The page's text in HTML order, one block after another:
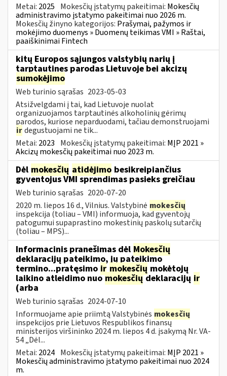
Metai: 2025 Mokesčių įstatymų pakeitimai: Mokesčių
administravimo įstatymo pakeitimai nuo 2026 m.
Mokesčių žinyno kategorijos: Prašymai, pažymos ir
mokėjimo duomenys » Duomenų teikimas VMI » Raštai,
paaiškinimai Fintech
kitų Europos sąjungos valstybių narių į
tarptautines parodas Lietuvoje bei akcizų
sumokėjimo
Web turinio sąrašas 2023-05-03
Atsižvelgdami į tai, kad Lietuvoje nuolat
organizuojamos tarptautinės alkoholinių gėrimų
parodos, kuriose neparduodami, tačiau demonstruojami
irdegustuojami ne tik...
Metai: 2023 Mokesčių įstatymų pakeitimai: MĮP 2021 »
Akcizų mokesčių pakeitimai nuo 2023 m.
Dėl mokesčių atidėjimo besikreipiančius
gyventojus VMI sprendimas pasieks greičiau
Web turinio sąrašas 2020-07-20
2020 m. liepos 16 d., Vilnius. Valstybinė mokesčių
inspekcija (toliau – VMI) informuoja, kad gyventojų
patogumui supaprastino mokestinių paskolų sutarčių
(toliau – MPS)...
Informacinis pranešimas dėl Mokesčių
deklaracijų pateikimo, jų pateikimo
termino...pratęsimo ir mokesčių mokėtojų
laikino atleidimo nuomokesčiųdeklaracijų ir
(arba
Web turinio sąrašas 2024-07-10
Informuojame apie priimtą Valstybinės mokesčių
inspekcijos prie Lietuvos Respublikos finansų
ministerijos viršininko 2024 m. liepos 4 d. įsakymą Nr. VA-
54 „Dėl...
Metai: 2024 Mokesčių įstatymų pakeitimai: MĮP 2021 »
Mokesčių administravimo įstatymo pakeitimai nuo 2024
m.